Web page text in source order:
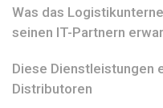
Was das
seinen IT-Partnern
Diese Dienstleistungen
Distributoren